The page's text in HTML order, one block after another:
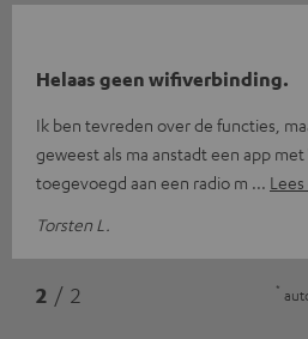
Helaas geen wifiverbinding.
Ik ben tevreden over de functies,
geweest als ma anstadt een app met
toegevoegd aan een radio m
Torsten L.
2 / 2 *